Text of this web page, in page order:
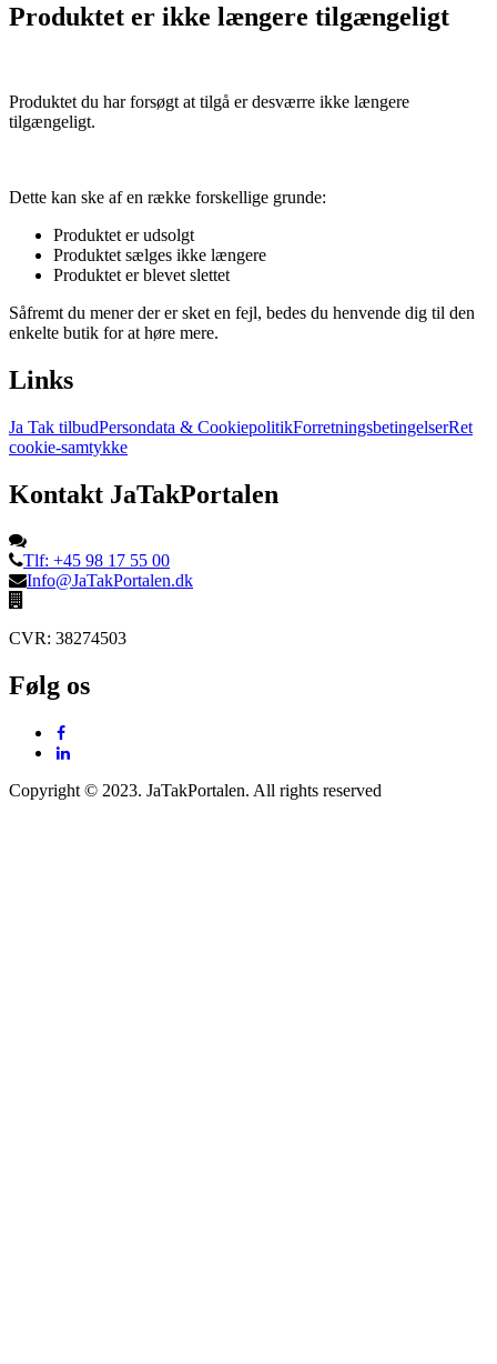
Produktet er ikke længere tilgængeligt
Produktet du har forsøgt at tilgå er desværre ikke længere
tilgængeligt.
Dette kan ske af en række forskellige grunde:
Produktet er udsolgt
Produktet sælges ikke længere
Produktet er blevet slettet
Såfremt du mener der er sket en fejl, bedes du henvende dig til den
enkelte butik for at høre mere.
Links
Ja Tak tilbudPersondata & CookiepolitikForretningsbetingelserRet
cookie-samtykke
Kontakt JaTakPortalen
Tlf: +45 98 17 55 00
Info@JaTakPortalen.dk
CVR: 38274503
Følg os
Copyright © 2023. JaTakPortalen. All rights reserved